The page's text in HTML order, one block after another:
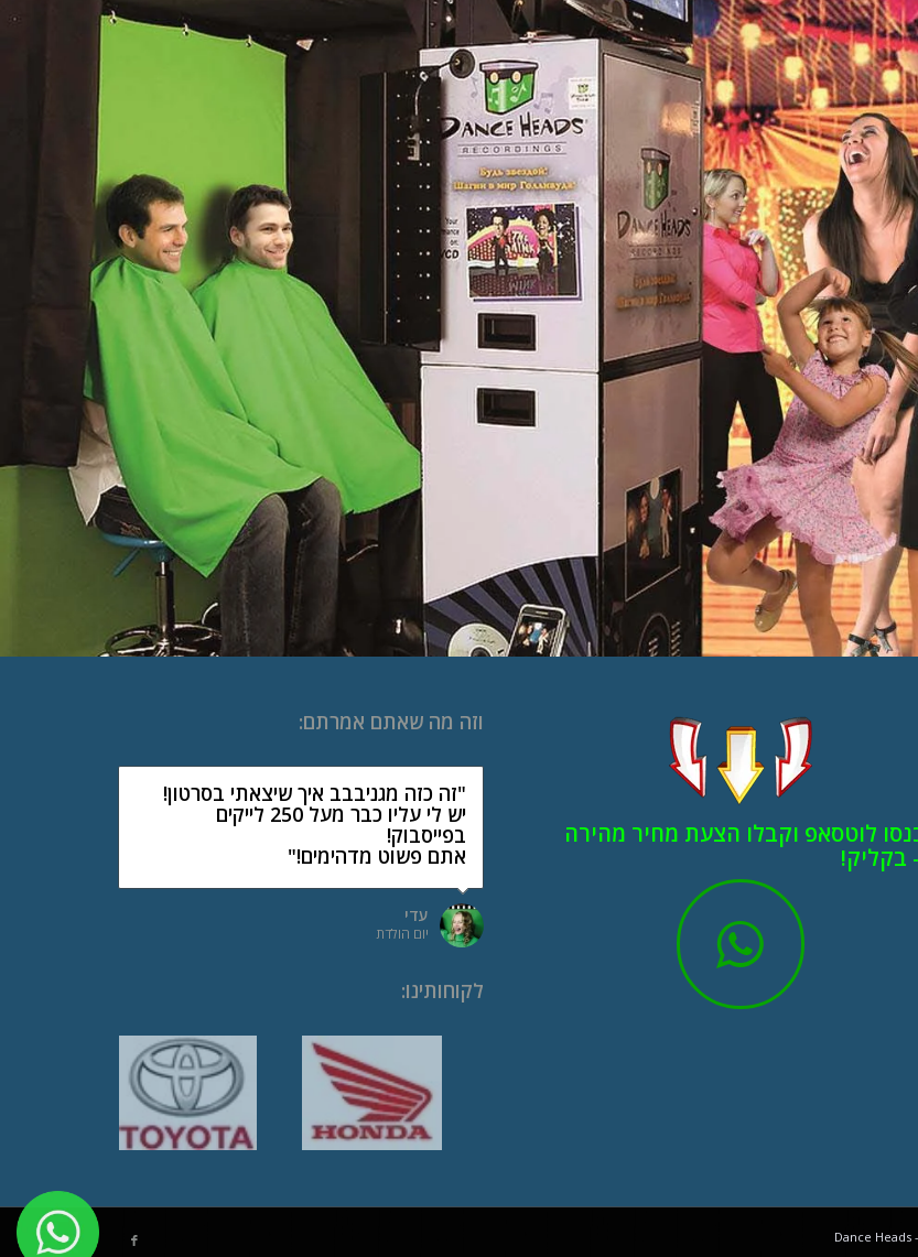
לוטסאפ וקבלו הצעת מחיר מהירה
בקליק!
וזה מה שאתם אמרתם:
"זה כזה מגניבבב איך שיצאתי בסרטון!
יש לי עליו כבר מעל 250 לייקים
בפייסבוק!
אתם פשוט מדהימים!"
עדי
יום הולדת
לקוחותינו: